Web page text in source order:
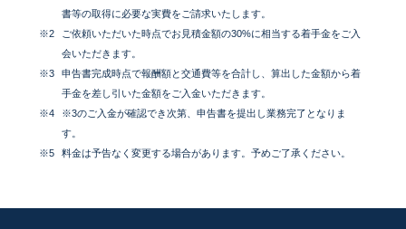
書等の取得に必要な実費をご請求いたします。
ご依頼いただいた時点でお見積金額の30%に相当する着手金をご入
会いただきます。
申告書完成時点で報酬額と交通費等を合計し、算出した金額から着
手金を差し引いた金額をご入金いただきます。
※3のご入金が確認でき次第、申告書を提出し業務完了となりま
す。
料金は予告なく変更する場合があります。予めご了承ください。